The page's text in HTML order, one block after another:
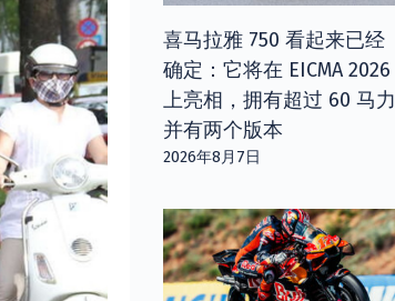
喜马拉雅 750 看起来已经
确定：它将在 EICMA 2026
上亮相，拥有超过 60 马力
并有两个版本
2026年8月7日